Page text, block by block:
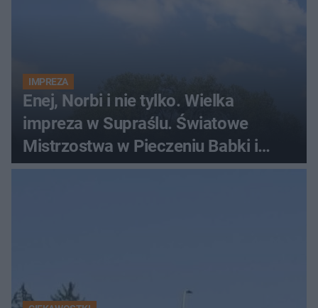
IMPREZA
Enej, Norbi i nie tylko. Wielka
impreza w Supraślu. Światowe
Mistrzostwa w Pieczeniu Babki i
Kiszki Ziemniaczanej